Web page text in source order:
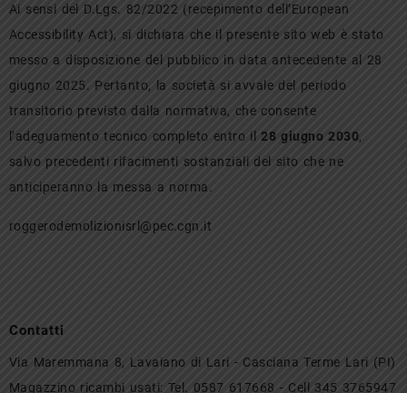
Ai sensi del D.Lgs. 82/2022 (recepimento dell’European
Accessibility Act), si dichiara che il presente sito web è stato
messo a disposizione del pubblico in data antecedente al 28
giugno 2025. Pertanto, la società si avvale del periodo
transitorio previsto dalla normativa, che consente
l’adeguamento tecnico completo entro il28 giugno 2030,
salvo precedenti rifacimenti sostanziali del sito che ne
anticiperanno la messa a norma.
roggerodemolizionisrl@pec.cgn.it
Contatti
Via Maremmana 8, Lavaiano di Lari - Casciana Terme Lari (PI)
Magazzino ricambi usati: Tel. 0587 617668 - Cell 345 3765947